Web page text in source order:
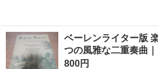
ベーレンライター版
つの風雅な二重奏曲
800円